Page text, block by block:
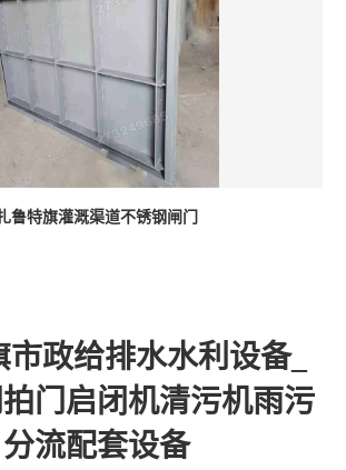
鲁特旗灌溉渠道不锈钢闸门
政给排水水利设备_
门启闭机清污机雨污
分流配套设备